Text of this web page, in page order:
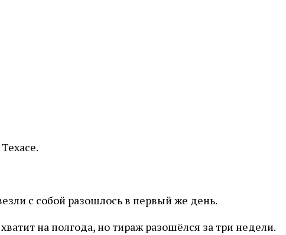
с собой разошлось в первый же день.
на полгода, но тираж разошёлся за три недели.